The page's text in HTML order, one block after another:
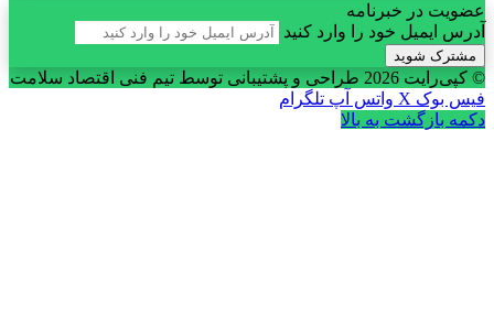
عضویت در خبرنامه
آدرس ایمیل خود را وارد کنید
© کپی‌رایت 2026
طراحی و پشتیبانی توسط تیم فنی اقتصاد سلامت
فیس بوک X واتس آپ تلگرام
دکمه بازگشت به بالا